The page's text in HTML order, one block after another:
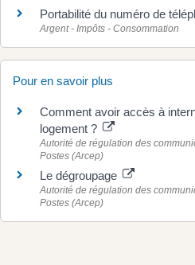
Portabilité du numéro de
Argent - Impôts - Consommation
Pour en savoir plus
Comment avoir accès à
logement ?
Autorité de régulation des
Postes (Arcep)
Le dégroupage
Autorité de régulation des
Postes (Arcep)